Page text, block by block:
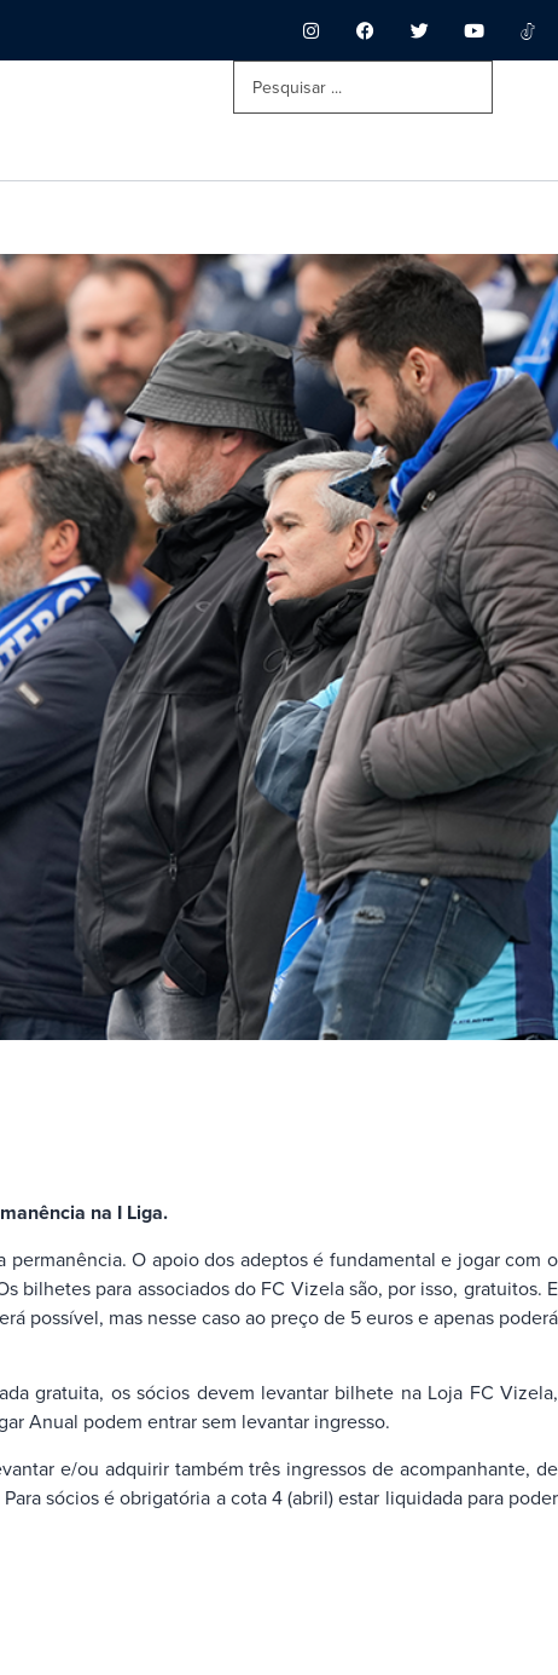
na I Liga.
O apoio dos adeptos é fundamental e jogar com o
bilhetes para associados do FC Vizela são, por isso, gratuitos. E
possível, mas nesse caso ao preço de 5 euros e apenas poderá
gratuita, os sócios devem levantar bilhete na Loja FC Vizela,
Anual podem entrar sem levantar ingresso.
e/ou adquirir também três ingressos de acompanhante, de
sócios é obrigatória a cota 4 (abril) estar liquidada para poder